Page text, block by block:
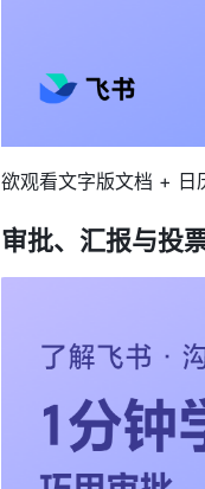
欲观看文字版文档 + 日
审批、汇报与投